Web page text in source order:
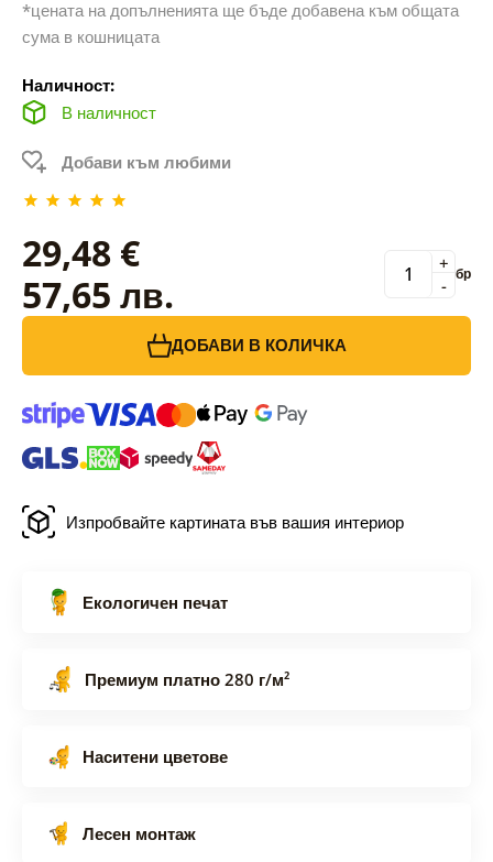
*цената на допълненията ще бъде добавена към общата
сума в кошницата
Наличност:
В наличност
Добави към любими
29,48 €
57,65 лв.
-
+ бр
ДОБАВИ В КОЛИЧКА
Изпробвайте картината във вашия интериор
Екологичен печат
Премиум платно 280 г/м²
Наситени цветове
Лесен монтаж